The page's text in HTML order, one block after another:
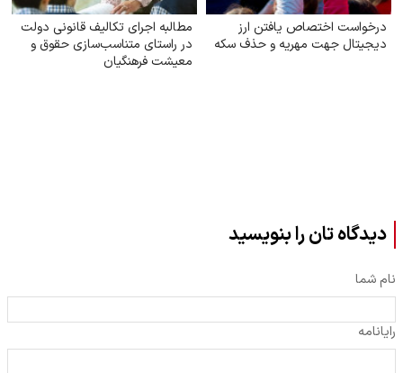
درخواست اختصاص یافتن ارز
دیجیتال جهت مهریه و حذف سکه
مطالبه اجرای تکالیف قانونی دولت
در راستای متناسب‌سازی حقوق و
معیشت فرهنگیان
دیدگاه تان را بنویسید
نام شما
رایانامه